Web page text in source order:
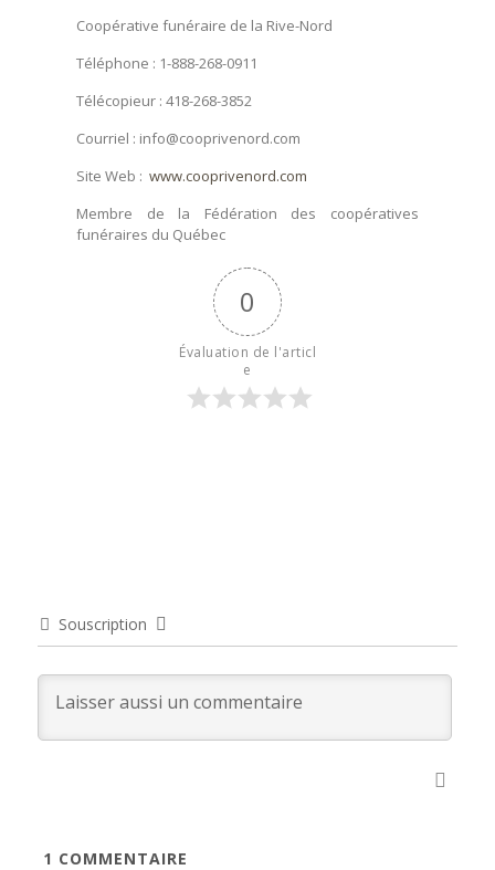
Coopérative funéraire de la Rive-Nord
Téléphone : 1-888-268-0911
Télécopieur : 418-268-3852
Courriel : info@cooprivenord.com
Site Web :www.cooprivenord.com
Membre de la Fédération des coopératives
funéraires du Québec
0
Évaluation de l'articl
e
Souscription
1 COMMENTAIRE